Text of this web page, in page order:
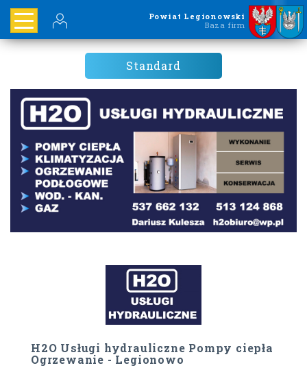
Powiat Legionowski
Baza firm
Standard
H2O Usługi hydrauliczne Pompy ciepła
Ogrzewanie - Legionowo